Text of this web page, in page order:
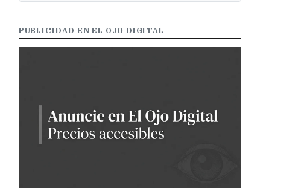
PUBLICIDAD EN EL OJO DIGITAL